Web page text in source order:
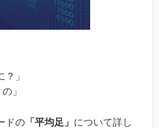
？」
」
ドの 「平均足」 について詳し